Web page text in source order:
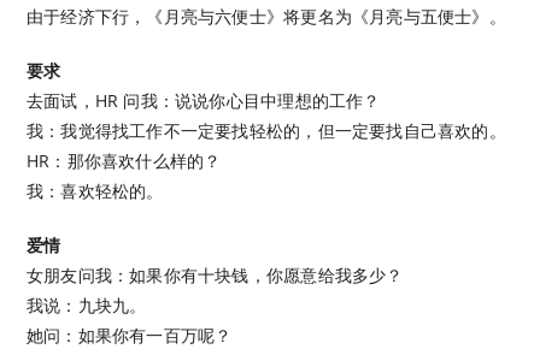
由于经济下行，《月亮与六便士》将更名为《月亮与五便士》。
要求
去面试，HR 问我：说说你心目中理想的工作？
我：我觉得找工作不一定要找轻松的，但一定要找自己喜欢的。
HR：那你喜欢什么样的？
我：喜欢轻松的。
爱情
女朋友问我：如果你有十块钱，你愿意给我多少？
我说：九块九。
她问：如果你有一百万呢？